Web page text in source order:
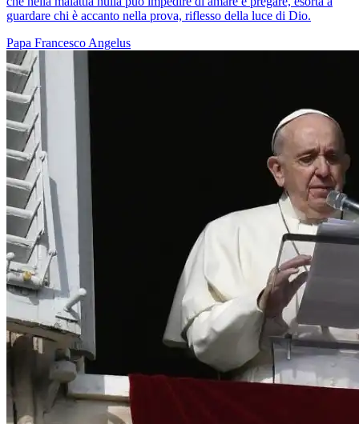
guardare chi è accanto nella prova, riflesso della luce di Dio.
Papa Francesco Angelus